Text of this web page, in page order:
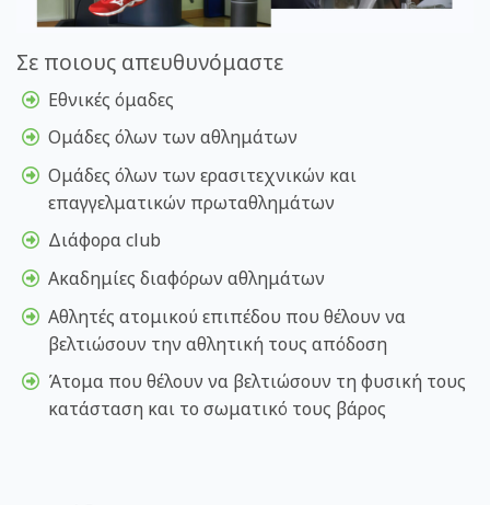
Σε ποιους απευθυνόμαστε
Εθνικές όμαδες
Ομάδες όλων των αθλημάτων
Ομάδες όλων των ερασιτεχνικών και
επαγγελματικών πρωταθλημάτων
Διάφορα club
Ακαδημίες διαφόρων αθλημάτων
Αθλητές ατομικού επιπέδου που θέλουν να
βελτιώσουν την αθλητική τους απόδοση
Άτομα που θέλουν να βελτιώσουν τη φυσική τους
κατάσταση και το σωματικό τους βάρος